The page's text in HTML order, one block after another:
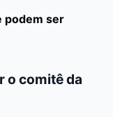
podem ser
o comitê da